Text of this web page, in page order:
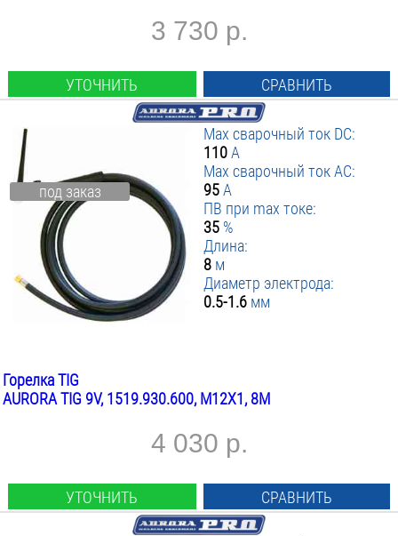
3 730 р.
УТОЧНИТЬ СРАВНИТЬ
под заказ
Max сварочный ток DC:
110А
Max сварочный ток AC:
95А
ПВ при max токе:
35 %
Длина:
8 м
Диаметр электрода:
0.5-1.6 мм
Горелка TIG
AURORA TIG 9V, 1519.930.600, M12X1, 8М
4 030 р.
УТОЧНИТЬ СРАВНИТЬ